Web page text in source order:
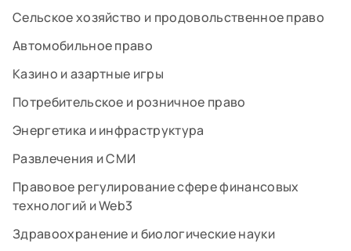
Сельское хозяйство и продовольственное право
Автомобильное право
Казино и азартные игры
Потребительское и розничное право
Энергетика и инфраструктура
Развлечения и СМИ
Правовое регулирование сфере финансовых
технологий и Web3
Здравоохранение и биологические науки